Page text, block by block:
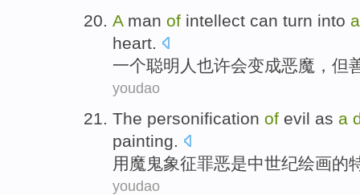
Aman of intellect can turn into
heart.
一个聪明人也许会变成恶魔 ， 但
youdao
The personification of evil as a
painting.
用 魔鬼象征罪恶是中世纪绘画的
youdao